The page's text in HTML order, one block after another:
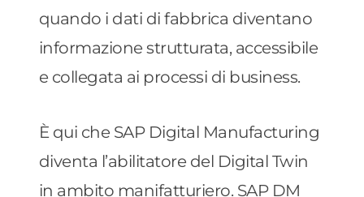
quando i dati di fabbrica diventano
informazione strutturata, accessibile
e collegata ai processi di business.
È qui che SAP Digital Manufacturing
diventa l’abilitatore del Digital Twin
in ambito manifatturiero. SAP DM